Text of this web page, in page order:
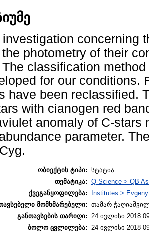
investigation concerning
the photometry of their
The classification
for our conditions.
have been reclassified.
with cianogen red
anomaly of C-stars
parameter.
ობიექტის ტიპი: სტატია
თემატიკა: Q Science > QB
ქვეგანყოფილება:
Institutes >
მომხმარებელი: თამარ
განთავსების თარიღი:
24 ივლისი 2018
ბოლო ცვლილება:
24 ივლისი 2018